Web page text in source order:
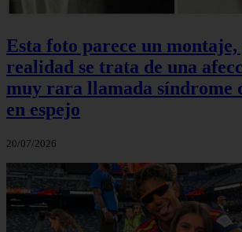
Esta foto parece un montaje,
realidad se trata de una
muy rara llamada síndrome
en espejo
20/07/2026